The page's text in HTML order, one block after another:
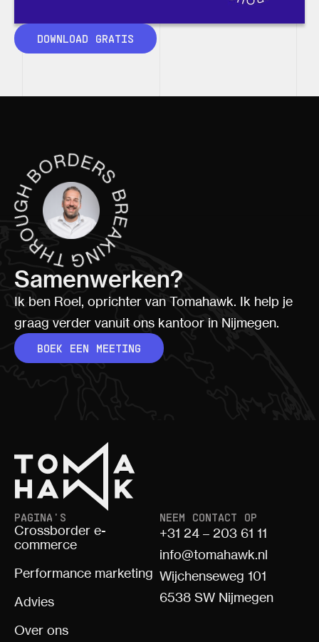
DOWNLOAD GRATIS
Samenwerken?
Ik ben Roel, oprichter van Tomahawk. Ik help je
graag verder vanuit ons kantoor in Nijmegen.
BOEK EEN MEETING
PAGINA'S
Crossborder e-
commerce
Performance marketing
Advies
Over ons
NEEM CONTACT OP
+31 24 – 203 61 11
info@tomahawk.nl
Wijchenseweg 101
6538 SW Nijmegen